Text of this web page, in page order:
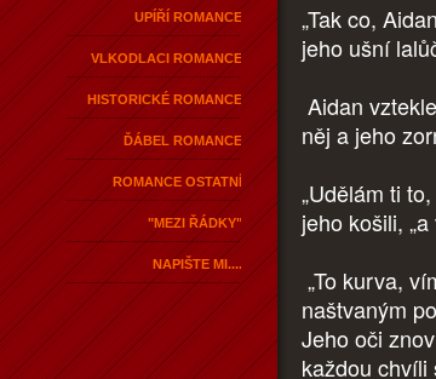
UPÍŘÍ ROMANCE
VLKODLACI ROMANCE
HISTORICKÉ ROMANCE
ĎÁBEL ROMANCE
ROMANCE OSTATNÍ
"MEZI ŘÁDKY"
NAPIŠTE MI....
„Tak co,
jeho ušní
Aidan
něj a jeho
„Udělám ti
jeho košili,
„To kurva,
naštvaným
Jeho oči
každou chvíli